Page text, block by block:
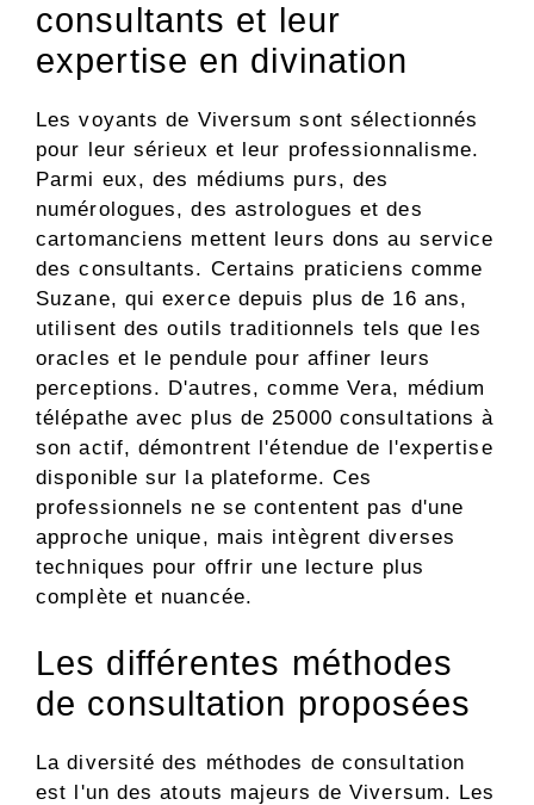
consultants et leur
expertise en divination
Les voyants de Viversum sont sélectionnés
pour leur sérieux et leur professionnalisme.
Parmi eux, des médiums purs, des
numérologues, des astrologues et des
cartomanciens mettent leurs dons au service
des consultants. Certains praticiens comme
Suzane, qui exerce depuis plus de 16 ans,
utilisent des outils traditionnels tels que les
oracles et le pendule pour affiner leurs
perceptions. D'autres, comme Vera, médium
télépathe avec plus de 25000 consultations à
son actif, démontrent l'étendue de l'expertise
disponible sur la plateforme. Ces
professionnels ne se contentent pas d'une
approche unique, mais intègrent diverses
techniques pour offrir une lecture plus
complète et nuancée.
Les différentes méthodes
de consultation proposées
La diversité des méthodes de consultation
est l'un des atouts majeurs de Viversum. Les